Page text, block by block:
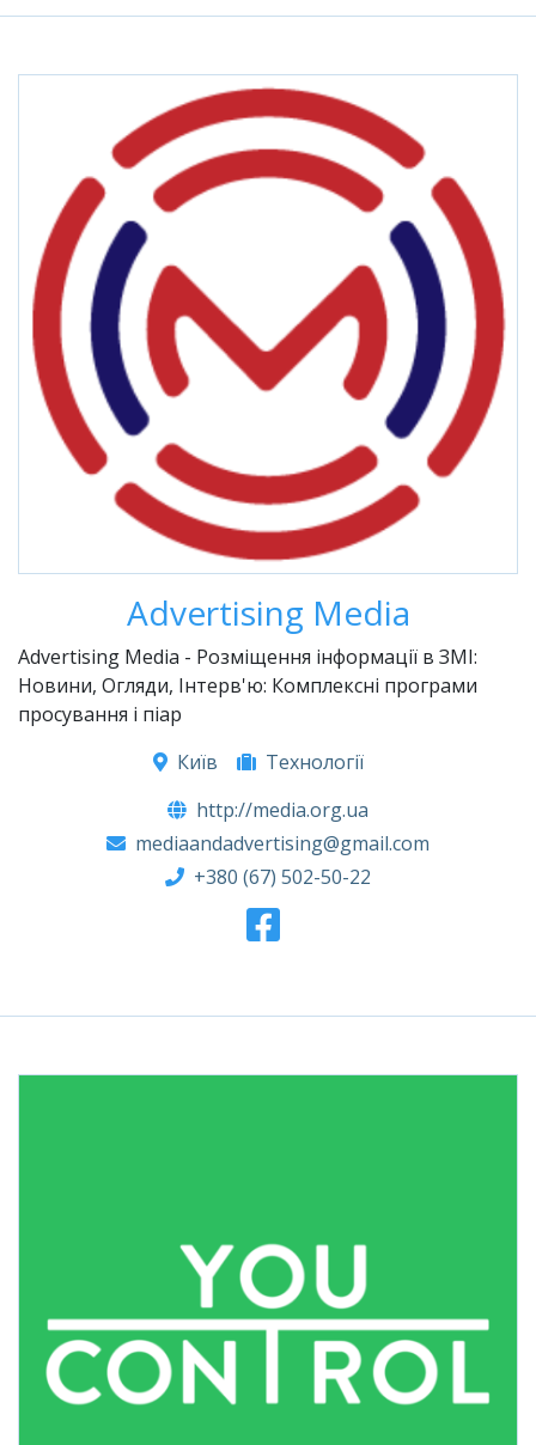
Advertising Media
Advertising Media - Розміщення інформації в ЗМІ:
Новини, Огляди, Інтерв'ю: Комплексні програми
просування і піар
Київ
Технології
http://media.org.ua
mediaandadvertising@gmail.com
+380 (67) 502-50-22